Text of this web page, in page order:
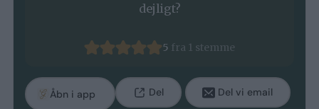
dejligt?
5 fra 1 stemme
Åbn i app Del Del vi email